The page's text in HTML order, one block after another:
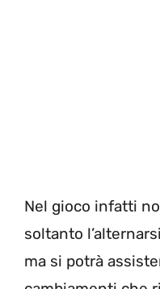
Nel gioco infatti
soltanto
ma si potrà